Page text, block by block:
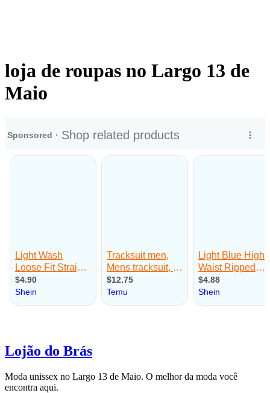
loja de roupas no Largo 13 de
Maio
Lojão do Brás
Moda unissex no Largo 13 de Maio. O melhor da moda você
encontra aqui.